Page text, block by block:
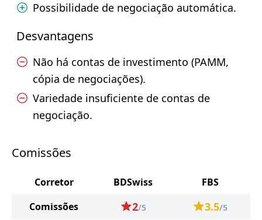
Possibilidade de negociação automática.
Desvantagens
Não há contas de investimento (PAMM,
cópia de negociações).
Variedade insuficiente de contas de
negociação.
Comissões
Corretor BDSwiss
FBS
Comissões
2/5 3.5/5